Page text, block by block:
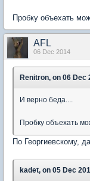
Пробку объехать
AFL
06 Dec 2014
Renitron, on 06 Dec
И верно беда....
Пробку объехать
По Георгиевскому,
kadet, on 05 Dec